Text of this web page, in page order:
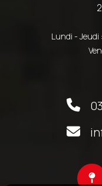
Lundi - Jeudi